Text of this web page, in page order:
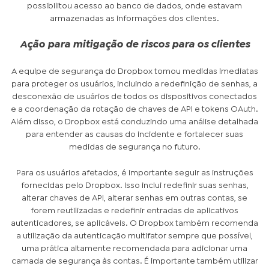
possibilitou acesso ao banco de dados, onde estavam
armazenadas as informações dos clientes.
Ação para mitigação de riscos para os clientes
A equipe de segurança do Dropbox tomou medidas imediatas
para proteger os usuários, incluindo a redefinição de senhas, a
desconexão de usuários de todos os dispositivos conectados
e a coordenação da rotação de chaves de API e tokens OAuth.
Além disso, o Dropbox está conduzindo uma análise detalhada
para entender as causas do incidente e fortalecer suas
medidas de segurança no futuro.
Para os usuários afetados, é importante seguir as instruções
fornecidas pelo Dropbox. Isso inclui redefinir suas senhas,
alterar chaves de API, alterar senhas em outras contas, se
forem reutilizadas e redefinir entradas de aplicativos
autenticadores, se aplicáveis. O Dropbox também recomenda
a utilização da autenticação multifator sempre que possível,
uma prática altamente recomendada para adicionar uma
camada de segurança às contas. É importante também utilizar